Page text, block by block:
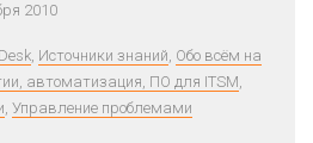
2010
, Источники знаний, Обо всём на
автоматизация, ПО для ITSM,
, Управление проблемами